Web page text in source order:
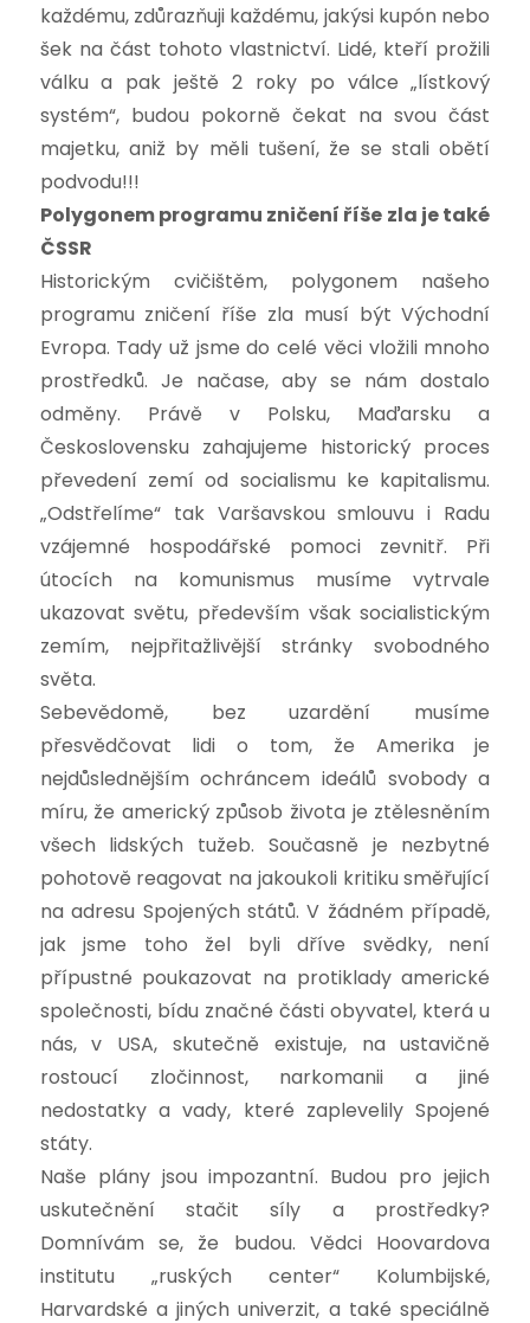
každému, zdůrazňuji každému, jakýsi kupón nebo
šek na část tohoto vlastnictví. Lidé, kteří prožili
válku a pak ještě 2 roky po válce „lístkový
systém“, budou pokorně čekat na svou část
majetku, aniž by měli tušení, že se stali obětí
podvodu!!!
Polygonem programu zničení říše zla je také
ČSSR
Historickým cvičištěm, polygonem našeho
programu zničení říše zla musí být Východní
Evropa. Tady už jsme do celé věci vložili mnoho
prostředků. Je načase, aby se nám dostalo
odměny. Právě v Polsku, Maďarsku a
Československu zahajujeme historický proces
převedení zemí od socialismu ke kapitalismu.
„Odstřelíme“ tak Varšavskou smlouvu i Radu
vzájemné hospodářské pomoci zevnitř. Při
útocích na komunismus musíme vytrvale
ukazovat světu, především však socialistickým
zemím, nejpřitažlivější stránky svobodného
světa.
Sebevědomě, bez uzardění musíme
přesvědčovat lidi o tom, že Amerika je
nejdůslednějším ochráncem ideálů svobody a
míru, že americký způsob života je ztělesněním
všech lidských tužeb. Současně je nezbytné
pohotově reagovat na jakoukoli kritiku směřující
na adresu Spojených států. V žádném případě,
jak jsme toho žel byli dříve svědky, není
přípustné poukazovat na protiklady americké
společnosti, bídu značné části obyvatel, která u
nás, v USA, skutečně existuje, na ustavičně
rostoucí zločinnost, narkomanii a jiné
nedostatky a vady, které zaplevelily Spojené
státy.
Naše plány jsou impozantní. Budou pro jejich
uskutečnění stačit síly a prostředky?
Domnívám se, že budou. Vědci Hoovardova
institutu „ruských center“ Kolumbijské,
Harvardské a jiných univerzit, a také speciálně